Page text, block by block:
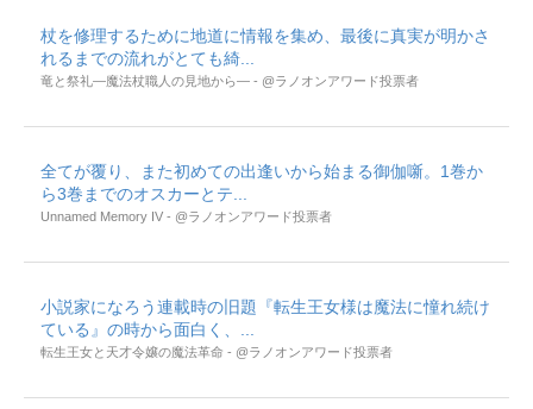
杖を修理するために地道に情報を集め、最後に真実が明かさ
れるまでの流れがとても綺...
竜と祭礼―魔法杖職人の見地から― - @ラノオンアワード投票者
全てが覆り、また初めての出逢いから始まる御伽噺。1巻か
ら3巻までのオスカーとテ...
Unnamed Memory IV - @ラノオンアワード投票者
小説家になろう連載時の旧題『転生王女様は魔法に憧れ続け
ている』の時から面白く、...
転生王女と天才令嬢の魔法革命 - @ラノオンアワード投票者